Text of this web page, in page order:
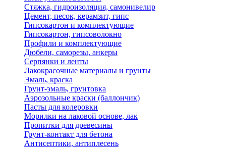
Стяжка, гидроизоляция, самонивелир
Цемент, песок, керамзит, гипс
Гипсокартон и комплектующие
Гипсокартон, гипсоволокно
Профили и комплектующие
Дюбели, саморезы, анкеры
Серпянки и ленты
Лакокрасочные материалы и грунты
Эмаль, краска
Грунт-эмаль, грунтовка
Аэрозольные краски (баллончик)
Пасты для колеровки
Морилки на лаковой основе, лак
Пропитки для древесины
Грунт-контакт для бетона
Антисептики, антиплесень